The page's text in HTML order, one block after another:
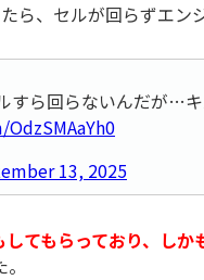
ら、セルが回らずエン
すら回らないんだが…
13, 2025
てもらっており、し